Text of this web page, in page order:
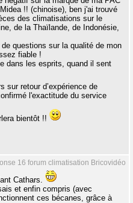
!! (chinoise), ben j'ai trouvé
des climatisations sur le
de la Thaïlande, de Indonésie,
questions sur la qualité de mon
fiable !
dans les esprits, quand il sent
sur retour d’expérience de
l'exactitude du service
bientôt !!
16 forum climatisation Bricovidéo
Cathars.
et enfin compris (avec
ces bécanes, grâce à